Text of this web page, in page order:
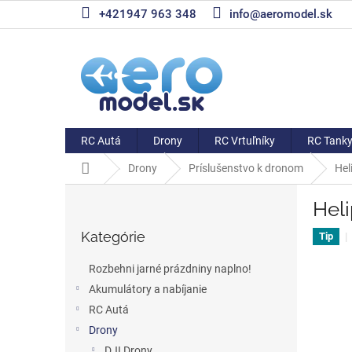
+421947 963 348 info@aeromodel.sk
RC Autá Drony RC Vrtuľníky RC Tanky
DomovDrony Príslušenstvo k dronom
kategórie
Kategórie
Rozbehni jarné prázdniny naplno!
Akumulátory a nabíjanie
RC Autá
Drony
Tip